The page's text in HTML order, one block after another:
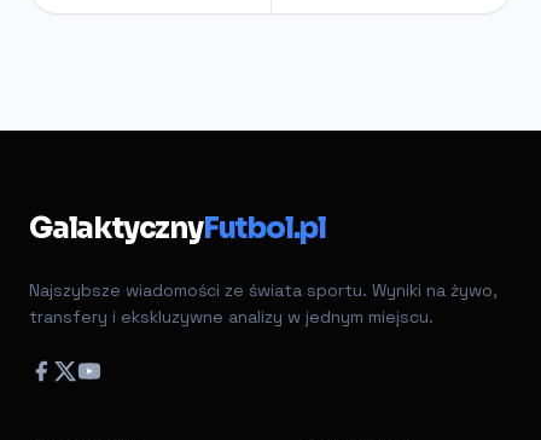
GalaktycznyFutbol.pl
Najszybsze wiadomości ze świata sportu. Wyniki na żywo,
transfery i ekskluzywne analizy w jednym miejscu.